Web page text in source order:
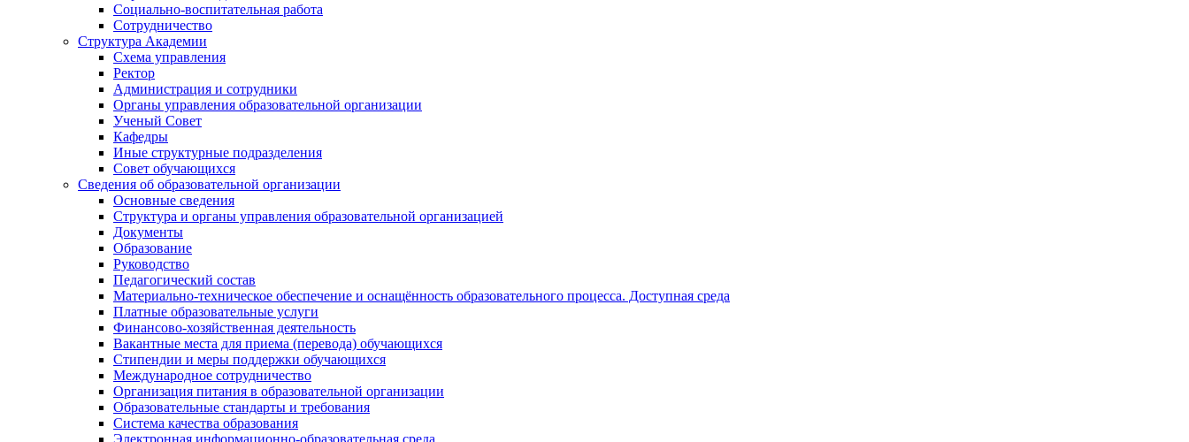
Социально-воспитательная работа
Сотрудничество
Структура Академии
Схема управления
Ректор
Администрация и сотрудники
Органы управления образовательной организации
Ученый Совет
Кафедры
Иные структурные подразделения
Совет обучающихся
Сведения об образовательной организации
Основные сведения
Структура и органы управления образовательной организацией
Документы
Образование
Руководство
Педагогический состав
Материально-техническое обеспечение и оснащённость образовательного процесса. Доступная среда
Платные образовательные услуги
Финансово-хозяйственная деятельность
Вакантные места для приема (перевода) обучающихся
Стипендии и меры поддержки обучающихся
Международное сотрудничество
Организация питания в образовательной организации
Образовательные стандарты и требования
Система качества образования
Электронная информационно-образовательная среда